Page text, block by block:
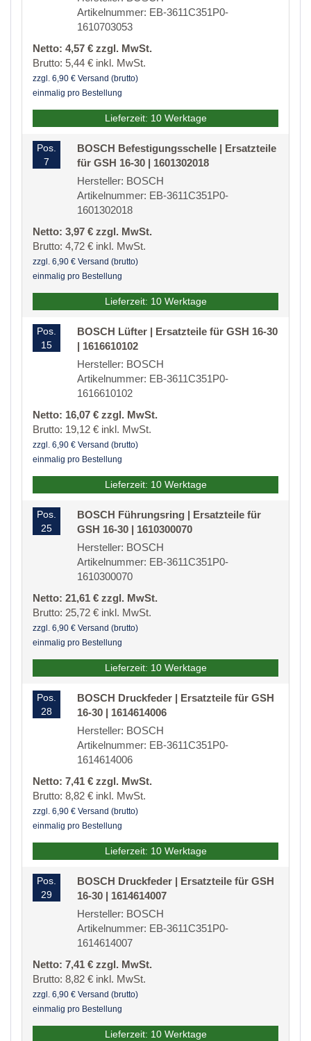
Artikelnummer: EB-3611C351P0-
1610703053
Netto: 4,57 € zzgl. MwSt.
Brutto: 5,44 € inkl. MwSt.
zzgl. 6,90 € Versand (brutto)
einmalig pro Bestellung
Lieferzeit: 10 Werktage
Pos.
7
BOSCH Befestigungsschelle | Ersatzteile
für GSH 16-30 | 1601302018
Hersteller: BOSCH
Artikelnummer: EB-3611C351P0-
1601302018
Netto: 3,97 € zzgl. MwSt.
Brutto: 4,72 € inkl. MwSt.
zzgl. 6,90 € Versand (brutto)
einmalig pro Bestellung
Lieferzeit: 10 Werktage
Pos.
15
BOSCH Lüfter | Ersatzteile für GSH 16-30
| 1616610102
Hersteller: BOSCH
Artikelnummer: EB-3611C351P0-
1616610102
Netto: 16,07 € zzgl. MwSt.
Brutto: 19,12 € inkl. MwSt.
zzgl. 6,90 € Versand (brutto)
einmalig pro Bestellung
Lieferzeit: 10 Werktage
Pos.
25
BOSCH Führungsring | Ersatzteile für
GSH 16-30 | 1610300070
Hersteller: BOSCH
Artikelnummer: EB-3611C351P0-
1610300070
Netto: 21,61 € zzgl. MwSt.
Brutto: 25,72 € inkl. MwSt.
zzgl. 6,90 € Versand (brutto)
einmalig pro Bestellung
Lieferzeit: 10 Werktage
Pos.
28
BOSCH Druckfeder | Ersatzteile für GSH
16-30 | 1614614006
Hersteller: BOSCH
Artikelnummer: EB-3611C351P0-
1614614006
Netto: 7,41 € zzgl. MwSt.
Brutto: 8,82 € inkl. MwSt.
zzgl. 6,90 € Versand (brutto)
einmalig pro Bestellung
Lieferzeit: 10 Werktage
Pos.
29
BOSCH Druckfeder | Ersatzteile für GSH
16-30 | 1614614007
Hersteller: BOSCH
Artikelnummer: EB-3611C351P0-
1614614007
Netto: 7,41 € zzgl. MwSt.
Brutto: 8,82 € inkl. MwSt.
zzgl. 6,90 € Versand (brutto)
einmalig pro Bestellung
Lieferzeit: 10 Werktage